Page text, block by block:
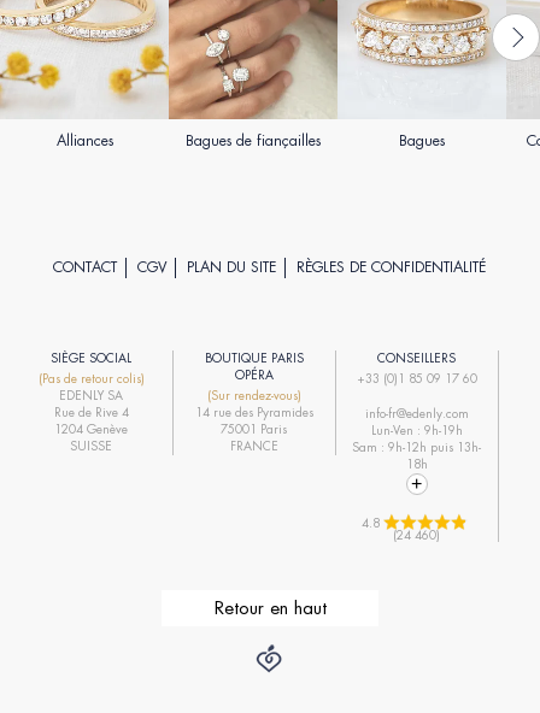
Alliances Bagues de fiançailles Bagues
CONTACT CGV PLAN DU SITE RÈGLES DE CONFIDENTIALITÉ
SIÈGE SOCIAL
(Pas de retour colis)
EDENLY SA
Rue de Rive 4
1204 Genève
SUISSE
BOUTIQUE PARIS
OPÉRA
(Sur rendez-vous)
14 rue des Pyramides
75001 Paris
FRANCE
CONSEILLERS
+33 (0)1 85 09 17 60
info-fr@edenly.com
Lun-Ven : 9h-19h
Sam : 9h-12h puis 13h-
18h
4.8
(24 460)
Retour en haut